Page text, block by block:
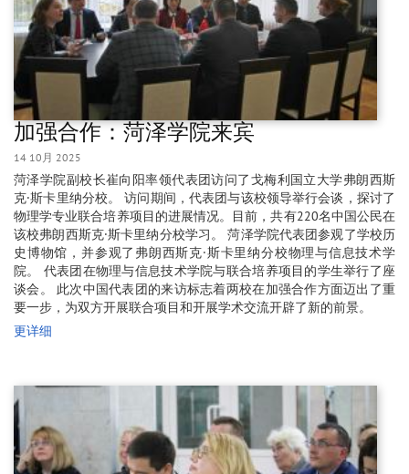
加强合作：菏泽学院来宾
14 10月 2025
菏泽学院副校长崔向阳率领代表团访问了戈梅利国立大学弗朗西斯
克·斯卡里纳分校。 访问期间，代表团与该校领导举行会谈，探讨了
物理学专业联合培养项目的进展情况。目前，共有220名中国公民在
该校弗朗西斯克·斯卡里纳分校学习。 菏泽学院代表团参观了学校历
史博物馆，并参观了弗朗西斯克·斯卡里纳分校物理与信息技术学
院。 代表团在物理与信息技术学院与联合培养项目的学生举行了座
谈会。 此次中国代表团的来访标志着两校在加强合作方面迈出了重
要一步，为双方开展联合项目和开展学术交流开辟了新的前景。
更详细